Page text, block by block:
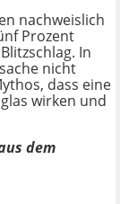
nachweislich
Prozent
In
nicht
dass eine
wirken und
dem